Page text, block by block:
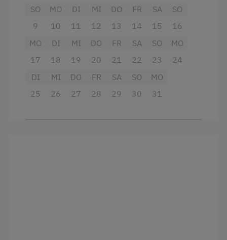
Garten/Wiese
Hausgarten
Hofeigene Produkte
Obstgarten
Pauschalangebote
Sauna
Neubau
Doppelbett
SO
9
MO
10
DI
11
MI
12
DO
13
FR
14
SA
15
SO
16
MO
17
DI
18
MI
19
DO
20
FR
21
SA
22
SO
23
MO
24
DI
25
MI
26
DO
27
FR
28
SA
29
SO
30
MO
31